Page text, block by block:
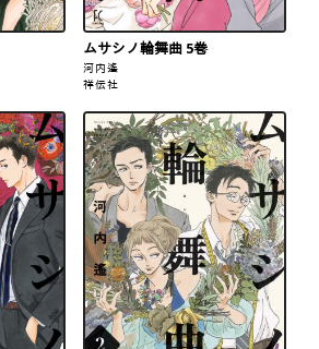
ムサシノ輪舞曲 5巻
河内遙
祥伝社